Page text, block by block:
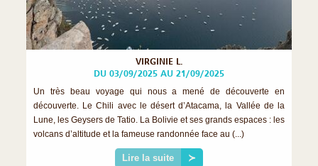
VIRGINIE L.
DU 03/09/2025 AU 21/09/2025
Un très beau voyage qui nous a mené de découverte en
découverte. Le Chili avec le désert d’Atacama, la Vallée de la
Lune, les Geysers de Tatio. La Bolivie et ses grands espaces : les
volcans d’altitude et la fameuse randonnée face au (...)
Lire la suite ≻